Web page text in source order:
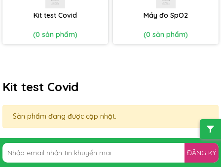
Kit test Covid
(0 sản phẩm)
Máy đo SpO2
(0 sản phẩm)
Kit test Covid
Sản phẩm đang được cập nhật.
ĐĂNG KÝ